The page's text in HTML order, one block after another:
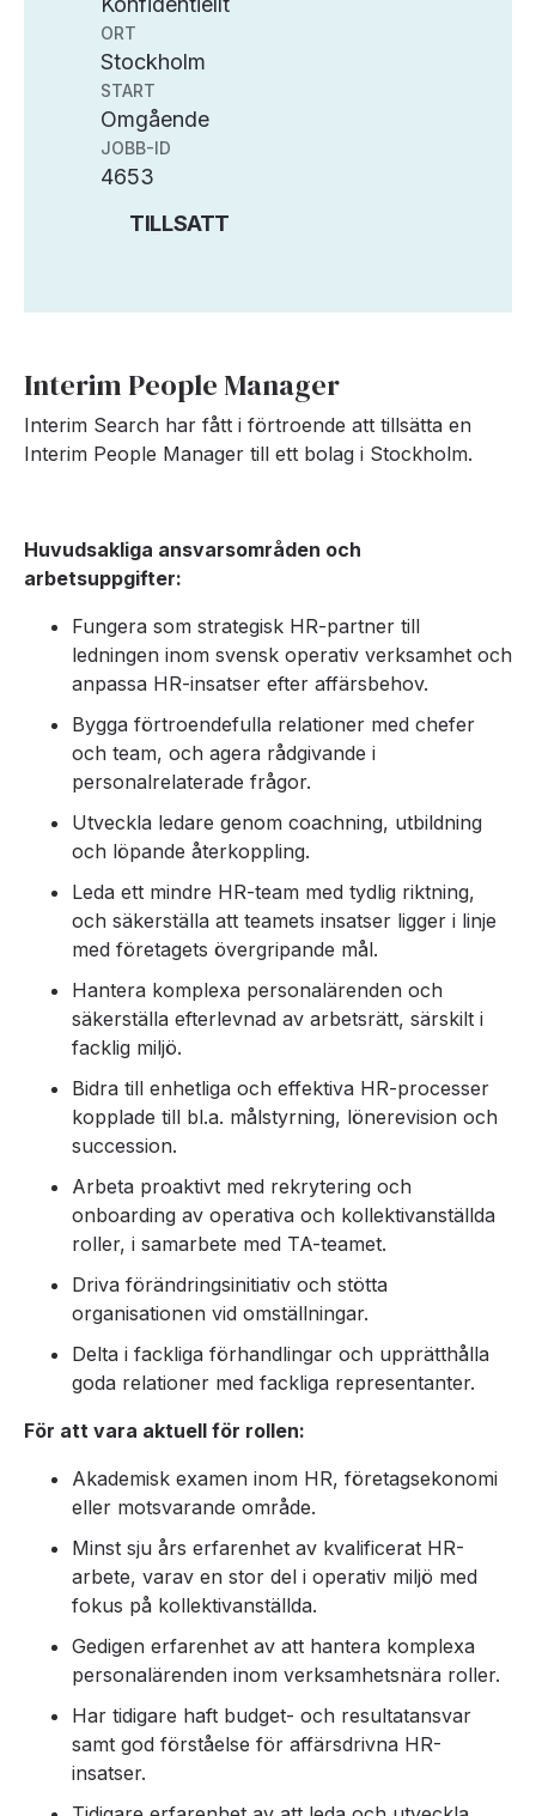
ORT
Stockholm
START
Omgående
JOBB-ID
4653
TILLSATT
Interim People Manager
Interim Search har fått i förtroende att tillsätta en
Interim People Manager till ett bolag i Stockholm.
Huvudsakliga ansvarsområden och
arbetsuppgifter:
Fungera som strategisk HR-partner till
ledningen inom svensk operativ verksamhet och
anpassa HR-insatser efter affärsbehov.
Bygga förtroendefulla relationer med chefer
och team, och agera rådgivande i
personalrelaterade frågor.
Utveckla ledare genom coachning, utbildning
och löpande återkoppling.
Leda ett mindre HR-team med tydlig riktning,
och säkerställa att teamets insatser ligger i linje
med företagets övergripande mål.
Hantera komplexa personalärenden och
säkerställa efterlevnad av arbetsrätt, särskilt i
facklig miljö.
Bidra till enhetliga och effektiva HR-processer
kopplade till bl.a. målstyrning, lönerevision och
succession.
Arbeta proaktivt med rekrytering och
onboarding av operativa och kollektivanställda
roller, i samarbete med TA-teamet.
Driva förändringsinitiativ och stötta
organisationen vid omställningar.
Delta i fackliga förhandlingar och upprätthålla
goda relationer med fackliga representanter.
För att vara aktuell för rollen:
Akademisk examen inom HR, företagsekonomi
eller motsvarande område.
Minst sju års erfarenhet av kvalificerat HR-
arbete, varav en stor del i operativ miljö med
fokus på kollektivanställda.
Gedigen erfarenhet av att hantera komplexa
personalärenden inom verksamhetsnära roller.
Har tidigare haft budget- och resultatansvar
samt god förståelse för affärsdrivna HR-
insatser.